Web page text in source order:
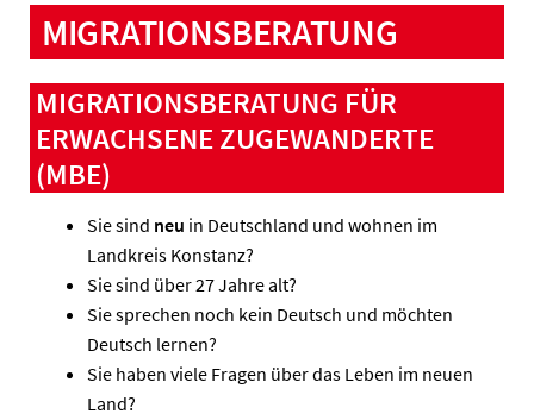
MIGRATIONSBERATUNG
MIGRATIONSBERATUNG FÜR
ERWACHSENE ZUGEWANDERTE
(MBE)
Sie sind neu in Deutschland und wohnen im
Landkreis Konstanz?
Sie sind über 27 Jahre alt?
Sie sprechen noch kein Deutsch und möchten
Deutsch lernen?
Sie haben viele Fragen über das Leben im neuen
Land?